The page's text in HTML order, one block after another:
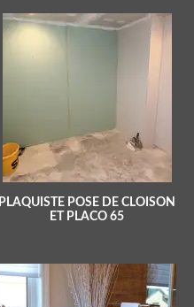
PLAQUISTE POSE DE CLOISON
ET PLACO 65